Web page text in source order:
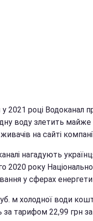
2021 році Водоканал
воду злетить
на сайті
нагадують
2020 року
у сферах
м холодної води
за тарифом 22,99 грн